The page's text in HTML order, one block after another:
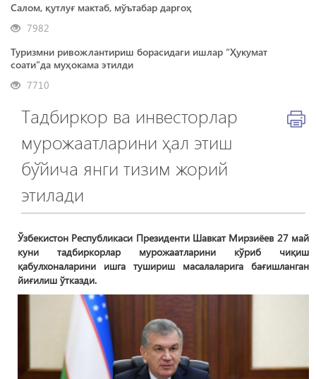
Салом, қутлуғ мактаб, мўътабар даргоҳ
7982
Туризмни ривожлантириш борасидаги ишлар “Ҳукумат
соати”да муҳокама этилди
7710
Тадбиркор ва инвесторлар
мурожаатларини ҳал этиш
бўйича янги тизим жорий
этилади
Ўзбекистон Республикаси Президенти Шавкат Мирзиёев 27 май
куни тадбиркорлар мурожаатларини кўриб чиқиш
қабулхоналарини ишга тушириш масалаларига бағишланган
йиғилиш ўтказди.